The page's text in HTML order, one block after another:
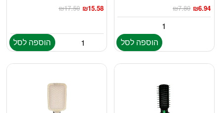
₪7.80 ₪6.94
הוספה לסל
₪17.50 ₪15.58
הוספה לסל